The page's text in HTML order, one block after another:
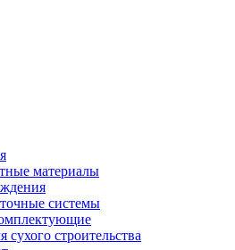
материалы
системы
строительства